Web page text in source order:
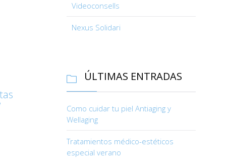
Videoconsells
Nexus Solidari
 ÚLTIMAS ENTRADAS
Como cuidar tu piel Antiaging y
Wellaging
Tratamientos médico-estéticos
especial verano